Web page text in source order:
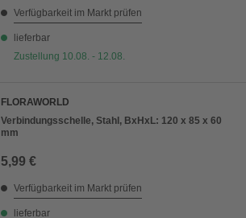
Verfügbarkeit im Markt prüfen
lieferbar
Zustellung 10.08. - 12.08.
FLORAWORLD
Verbindungsschelle, Stahl, BxHxL: 120 x 85 x 60
mm
5,99 €
Verfügbarkeit im Markt prüfen
lieferbar